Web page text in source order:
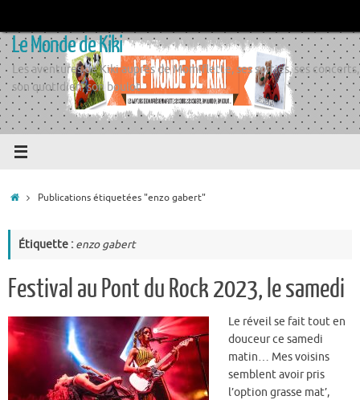
contenu
Le Monde de Kiki
Les aventures de Kiki auprès de Momiflette, ses sorties, ses concerts,
son quotidien, son boulot
AccueilPublications étiquetées "enzo gabert"
Étiquette : enzo gabert
Festival au Pont du Rock 2023, le samedi
Le réveil se fait tout en
douceur ce samedi
matin… Mes voisins
semblent avoir pris
l’option grasse mat’,